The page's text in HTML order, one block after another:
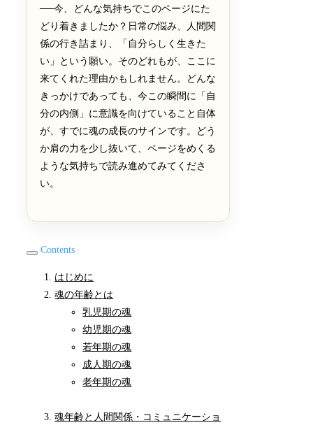
──今、どんな気持ちでこのページにた
どり着きましたか？日常の悩み、人間関
係の行き詰まり、「自分らしく生きた
い」という願い。そのどれもが、ここに
来てくれた理由かもしれません。どんな
きっかけであっても、今この瞬間に「自
分の内側」に意識を向けていること自体
が、すでに魂の成長のサインです。どう
か肩の力を少し抜いて、ページをめくる
ような気持ちで読み進めてみてくださ
い。
Contents
はじめに
魂の年齢とは
乳児期の魂
幼児期の魂
若年期の魂
成人期の魂
老年期の魂
魂年齢と人間関係・コミュニケーショ